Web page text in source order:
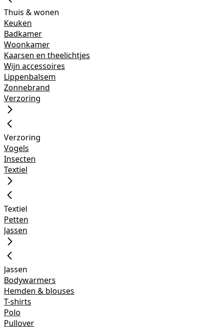
Thuis & wonen
Keuken
Badkamer
Woonkamer
Kaarsen en theelichtjes
Wijn accessoires
Lippenbalsem
Zonnebrand
Verzoring
Verzoring
Vogels
Insecten
Textiel
Textiel
Petten
Jassen
Jassen
Bodywarmers
Hemden & blouses
T-shirts
Polo
Pullover